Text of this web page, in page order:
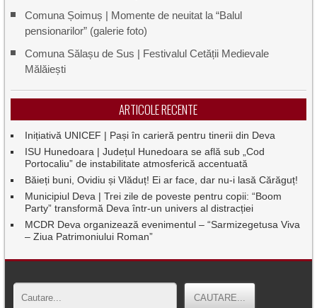
Comuna Șoimuș | Momente de neuitat la “Balul
pensionarilor” (galerie foto)
Comuna Sălașu de Sus | Festivalul Cetății Medievale
Mălăiești
ARTICOLE RECENTE
Inițiativă UNICEF | Pași în carieră pentru tinerii din Deva
ISU Hunedoara | Județul Hunedoara se află sub „Cod
Portocaliu” de instabilitate atmosferică accentuată
Băieți buni, Ovidiu și Vlăduț! Ei ar face, dar nu-i lasă Cărăguț!
Municipiul Deva | Trei zile de poveste pentru copii: “Boom
Party” transformă Deva într-un univers al distracției
MCDR Deva organizează evenimentul – “Sarmizegetusa Viva
– Ziua Patrimoniului Roman”